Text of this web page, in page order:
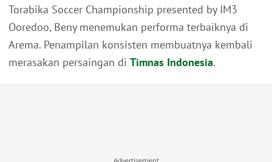
Torabika Soccer Championship presented by IM3
Ooredoo, Beny menemukan performa terbaiknya di
Arema. Penampilan konsisten membuatnya kembali
merasakan persaingan di Timnas Indonesia.
Advertisement